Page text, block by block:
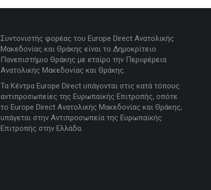
Συντονιστής φορέας του Europe Direct Ανατολικής
Μακεδονίας και Θράκης είναι το Δημοκρίτειο
Πανεπιστήμιο Θράκης με εταίρο την Περιφέρεια
Ανατολικής Μακεδονίας και Θράκης.
Τα Κέντρα Europe Direct υπάγονται στις κατά τόπους
αντιπροσωπείες της Ευρωπαϊκής Επιτροπής, οπότε
το Europe Direct Ανατολικής Μακεδονίας και Θράκης,
υπάγεται στην Αντιπροσωπεία της Ευρωπαϊκής
Επιτροπής στην Ελλάδα.